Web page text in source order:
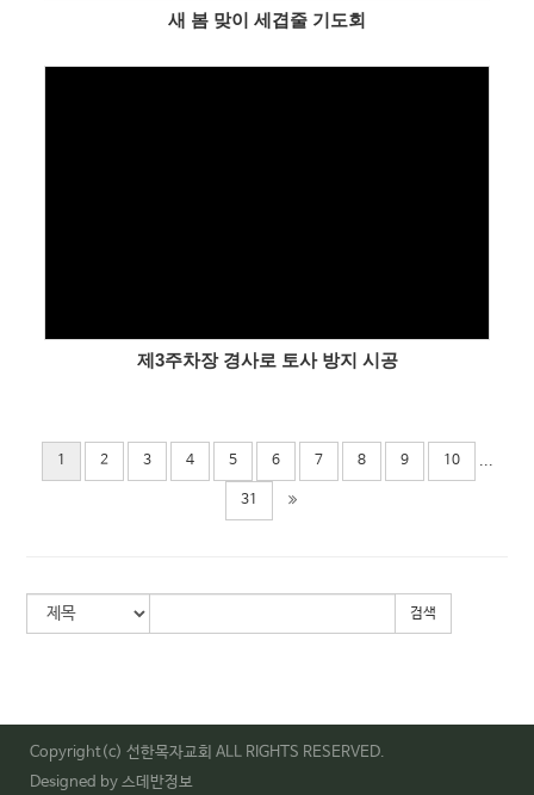
새 봄 맞이 세겹줄 기도회
제3주차장 경사로 토사 방지 시공
1 2 3 4 5 6 7 8 9 10 ...
31
검색
Copyright(c) 선한목자교회 ALL RIGHTS RESERVED.
Designed by 스데반정보